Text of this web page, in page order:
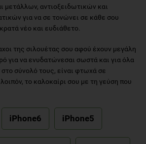
μετάλλων, αντιοξειδωτικών και
για να σε τονώνει σε κάθε σου
νέο και ευδιάθετο.
της σιλουέτας σου αφού έχουν μεγάλη
για να ενυδατώνεσαι σωστά και για όλα
σύνολό τους, είναι φτωχά σε
το καλοκαίρι σου με τη γεύση που
iPhone6 iPhone5